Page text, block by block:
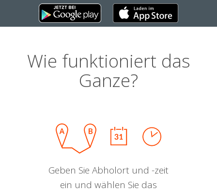
Wie funktioniert das
Ganze?
Geben Sie Abholort und -zeit
ein und wählen Sie das